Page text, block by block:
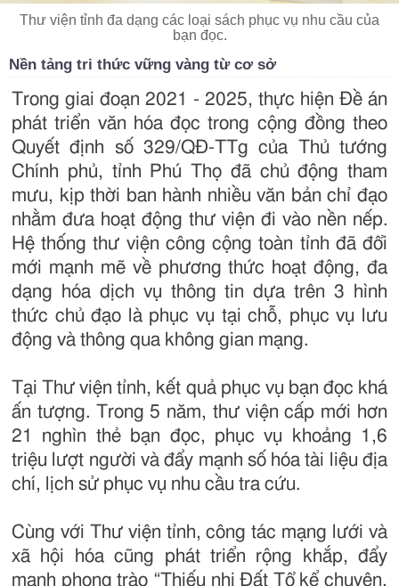
Thư viện tỉnh đa dạng các loại sách phục vụ nhu cầu của
bạn đọc.
Nền tảng tri thức vững vàng từ cơ sở
Trong giai đoạn 2021 - 2025, thực hiện Đề án
phát triển văn hóa đọc trong cộng đồng theo
Quyết định số 329/QĐ-TTg của Thủ tướng
Chính phủ, tỉnh Phú Thọ đã chủ động tham
mưu, kịp thời ban hành nhiều văn bản chỉ đạo
nhằm đưa hoạt động thư viện đi vào nền nếp.
Hệ thống thư viện công cộng toàn tỉnh đã đổi
mới mạnh mẽ về phương thức hoạt động, đa
dạng hóa dịch vụ thông tin dựa trên 3 hình
thức chủ đạo là phục vụ tại chỗ, phục vụ lưu
động và thông qua không gian mạng.
Tại Thư viện tỉnh, kết quả phục vụ bạn đọc khá
ấn tượng. Trong 5 năm, thư viện cấp mới hơn
21 nghìn thẻ bạn đọc, phục vụ khoảng 1,6
triệu lượt người và đẩy mạnh số hóa tài liệu địa
chí, lịch sử phục vụ nhu cầu tra cứu.
Cùng với Thư viện tỉnh, công tác mạng lưới và
xã hội hóa cũng phát triển rộng khắp, đẩy
mạnh phong trào “Thiếu nhi Đất Tổ kể chuyện,